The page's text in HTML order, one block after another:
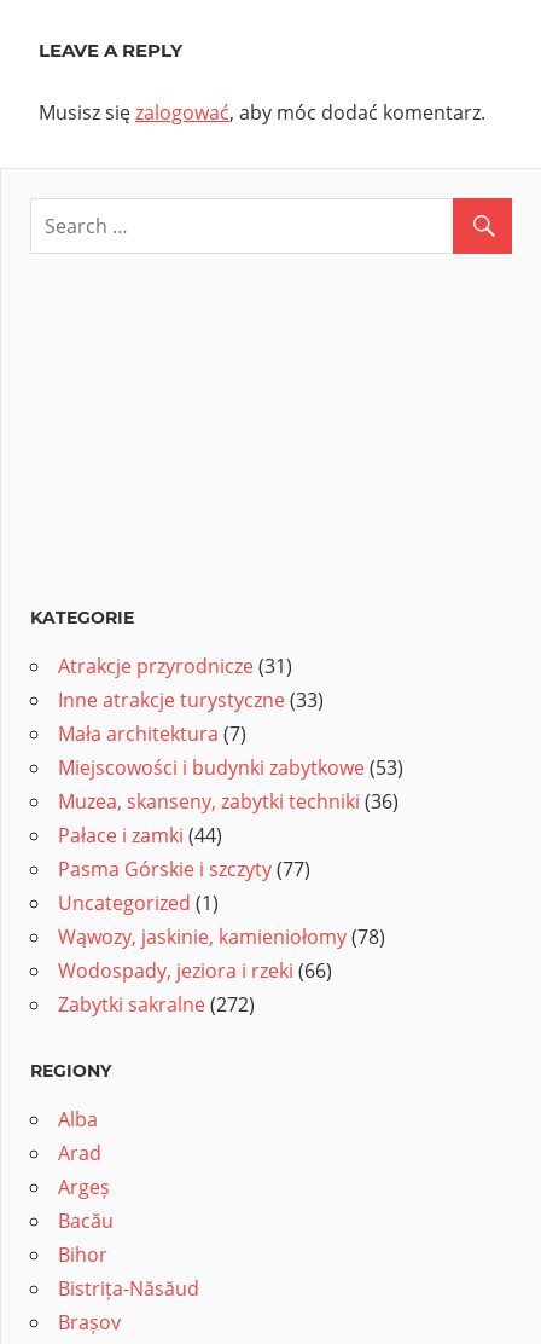
LEAVE A REPLY
Musisz sięzalogować, aby móc dodać komentarz.
KATEGORIE
Atrakcje przyrodnicze(31)
Inne atrakcje turystyczne(33)
Mała architektura (7)
Miejscowości i budynki zabytkowe(53)
Muzea, skanseny, zabytki techniki (36)
Pałace i zamki (44)
Pasma Górskie i szczyty(77)
Uncategorized (1)
Wąwozy, jaskinie, kamieniołomy(78)
Wodospady, jeziora i rzeki (66)
Zabytki sakralne(272)
REGIONY
Alba
Arad
Argeș
Bacău
Bihor
Bistrița-Năsăud
Brașov